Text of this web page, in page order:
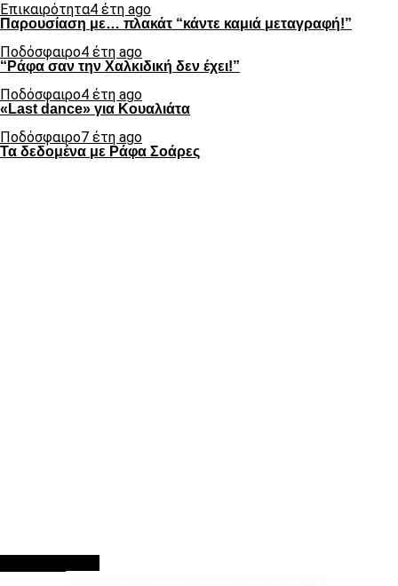
Επικαιρότητα4 έτη ago
Παρουσίαση με… πλακάτ “κάντε καμιά μεταγραφή!”
Ποδόσφαιρο4 έτη ago
“Ράφα σαν την Χαλκιδική δεν έχει!”
Ποδόσφαιρο4 έτη ago
«Last dance» για Κουαλιάτα
Ποδόσφαιρο7 έτη ago
Τα δεδομένα με Ράφα Σοάρες